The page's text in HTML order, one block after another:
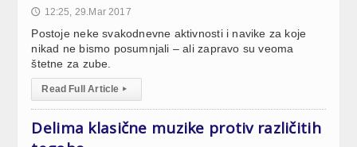
🕔 12:25, 29.Mar 2017
Postoje neke svakodnevne aktivnosti i navike za koje
nikad ne bismo posumnjali – ali zapravo su veoma
štetne za zube.
Read Full Article ▸
Delima klasične muzike protiv različitih